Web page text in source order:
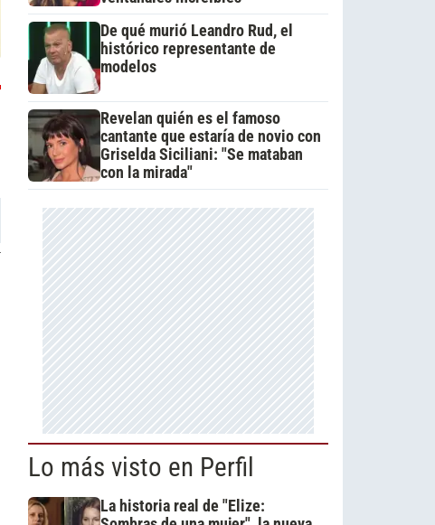
De qué murió Leandro Rud, el
histórico representante de
modelos
Revelan quién es el famoso
cantante que estaría de novio con
Griselda Siciliani: "Se mataban
con la mirada"
Lo más visto en Perfil
La historia real de "Elize: